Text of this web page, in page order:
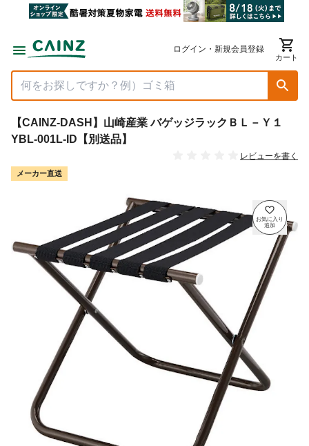
ログイン・新規会員登録
カート
【CAINZ-DASH】山崎産業 バゲッジラックＢＬ－Ｙ１
YBL-001L-ID【別送品】
レビューを書く
メーカー直送